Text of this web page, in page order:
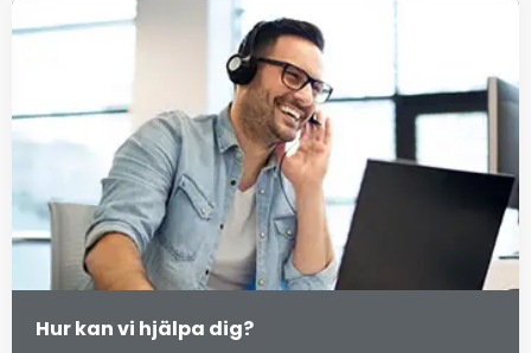
Hur kan vi hjälpa dig?